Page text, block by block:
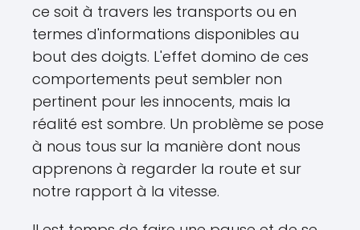
ce soit à travers les transports ou en
termes d'informations disponibles au
bout des doigts. L'effet domino de ces
comportements peut sembler non
pertinent pour les innocents, mais la
réalité est sombre. Un problème se pose
à nous tous sur la manière dont nous
apprenons à regarder la route et sur
notre rapport à la vitesse.